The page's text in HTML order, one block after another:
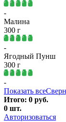
-
Малина
300 г
-
Ягодный Пунш
300 г
-
Показать все
Итого: 0 руб.
0 шт.
Авторизоваться